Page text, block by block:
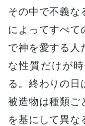
その中で不義な
によってすべて
で神を愛する人
な性質だけが
る。終わりの日
被造物は種類ご
を基にして異な